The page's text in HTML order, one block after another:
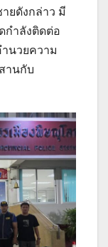
ยดังกล่าว มี
กำลังติดต่อ
นวยความ
านกับ